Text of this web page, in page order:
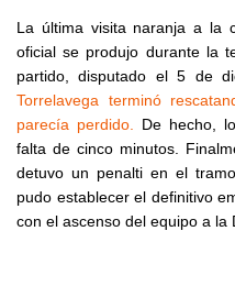
La última visita naranja a la
oficial se produjo durante la
partido, disputado el 5 de
Torrelavega terminó
parecía perdido.
De hecho,
falta de cinco minutos.
detuvo un penalti en el
pudo establecer el definitivo
con el ascenso del equipo a la